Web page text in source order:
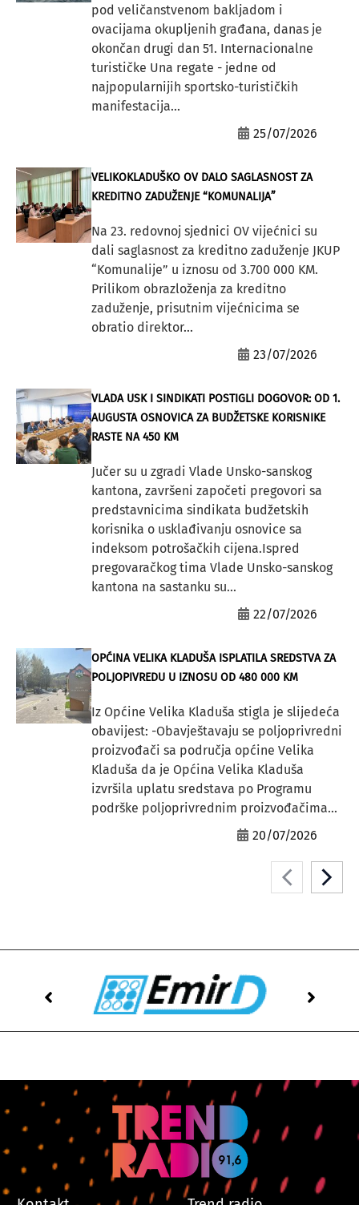
pod veličanstvenom bakljadom i
ovacijama okupljenih građana, danas je
okončan drugi dan 51. Internacionalne
turističke Una regate - jedne od
najpopularnijih sportsko-turističkih
manifestacija...
25/07/2026
VELIKOKLADUŠKO OV DALO SAGLASNOST ZA
KREDITNO ZADUŽENJE “KOMUNALIJA”
Na 23. redovnoj sjednici OV vijećnici su
dali saglasnost za kreditno zaduženje JKUP
“Komunalije” u iznosu od 3.700 000 KM.
Prilikom obrazloženja za kreditno
zaduženje, prisutnim vijećnicima se
obratio direktor...
23/07/2026
VLADA USK I SINDIKATI POSTIGLI DOGOVOR: OD 1.
AUGUSTA OSNOVICA ZA BUDŽETSKE KORISNIKE
RASTE NA 450 KM
Jučer su u zgradi Vlade Unsko-sanskog
kantona, završeni započeti pregovori sa
predstavnicima sindikata budžetskih
korisnika o usklađivanju osnovice sa
indeksom potrošačkih cijena.Ispred
pregovaračkog tima Vlade Unsko-sanskog
kantona na sastanku su...
22/07/2026
OPĆINA VELIKA KLADUŠA ISPLATILA SREDSTVA ZA
POLJOPIVREDU U IZNOSU OD 480 000 KM
Iz Općine Velika Kladuša stigla je slijedeća
obavijest: -Obavještavaju se poljoprivredni
proizvođači sa područja općine Velika
Kladuša da je Općina Velika Kladuša
izvršila uplatu sredstava po Programu
podrške poljoprivrednim proizvođačima...
20/07/2026